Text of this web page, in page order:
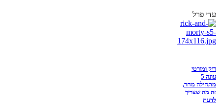
עדי פרל
ריק ומורטי
עונה 5
מתחילה מחר,
זה מה שצריך
לדעת